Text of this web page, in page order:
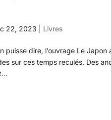
22, 2023 Livres
puisse dire, l’ouvrage Le
sur ces temps reculés. Des